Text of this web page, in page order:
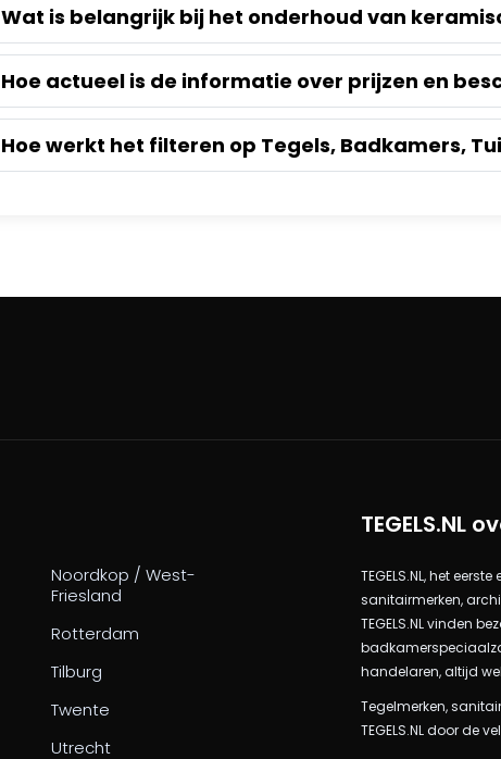
Wat is belangrijk bij het onderhoud van
Hoe actueel is de informatie over prijzen en
Hoe werkt het filteren op Tegels, Badkamers,
Noordkop / West-
Friesland
Rotterdam
Tilburg
Twente
Utrecht
TEGELS.NL
TEGELS.NL, het
sanitairmerken,
TEGELS.NL vinden
handelaren, altijd
Tegelmerken,
TEGELS.NL door de